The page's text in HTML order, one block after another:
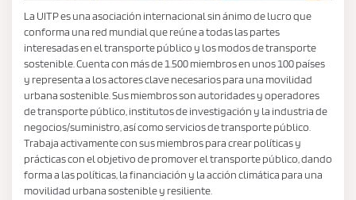
La UITP es una asociación internacional sin ánimo de lucro que
conforma una red mundial que reúne a todas las partes
interesadas en el transporte público y los modos de transporte
sostenible. Cuenta con más de 1.500 miembros en unos 100 países
y representa a los actores clave necesarios para una movilidad
urbana sostenible. Sus miembros son autoridades y operadores
de transporte público, institutos de investigación y la industria de
negocios/suministro, así como servicios de transporte público.
Trabaja activamente con sus miembros para crear políticas y
prácticas con el objetivo de promover el transporte público, dando
forma a las políticas, la financiación y la acción climática para una
movilidad urbana sostenible y resiliente.